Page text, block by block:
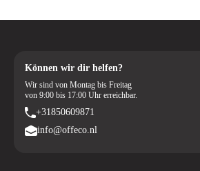
Können wir dir helfen?
Wir sind von Montag bis Freitag
von 9:00 bis 17:00 Uhr erreichbar.
+31850609871
info@offeco.nl